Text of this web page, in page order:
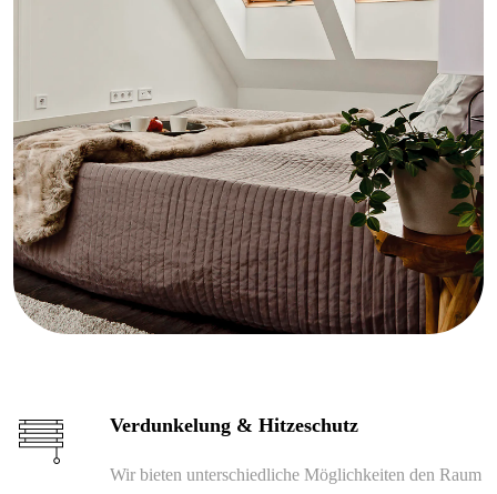
Verdunkelung & Hitzeschutz
Wir bieten unterschiedliche Möglichkeiten den Raum